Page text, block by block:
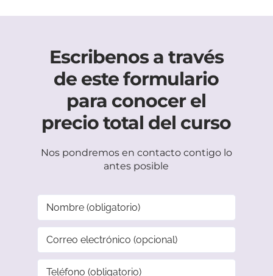
Escribenos a través
de este formulario
para conocer el
precio total del curso
Nos pondremos en contacto contigo lo
antes posible